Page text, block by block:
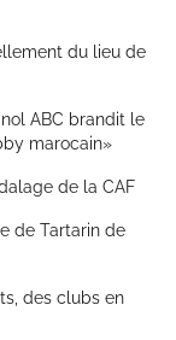
du lieu de
ABC brandit le
marocain»
de la CAF
de Tartarin de
des clubs en